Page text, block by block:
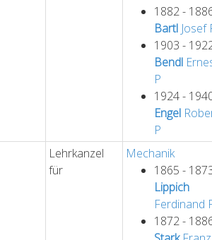
1882 -
Bartl Josef
1903 -
Bendl
P
1924 -
Engel
P
Lehrkanzel
für
Mechanik
1865 -
Lippich
Ferdinand
1872 -